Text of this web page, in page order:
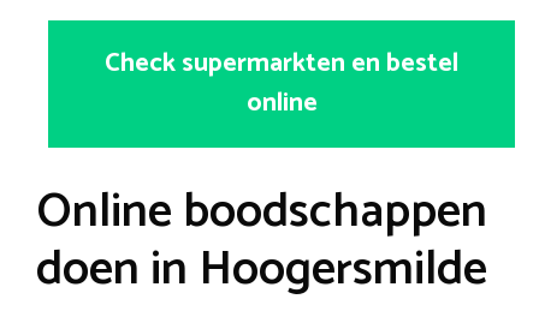
Check supermarkten en bestel
online
Online boodschappen
doen in Hoogersmilde